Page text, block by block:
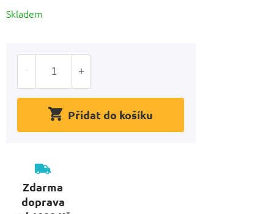
cena:
Skladem
Přidat do košíku
Zdarma
doprava